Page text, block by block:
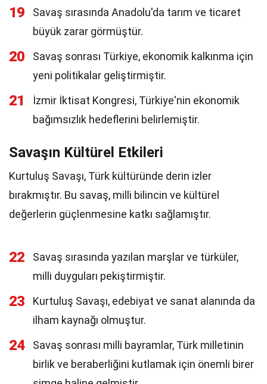
19
Savaş sırasında Anadolu'da tarım ve ticaret
büyük zarar görmüştür.
20
Savaş sonrası Türkiye, ekonomik kalkınma için
yeni politikalar geliştirmiştir.
21
İzmir İktisat Kongresi, Türkiye'nin ekonomik
bağımsızlık hedeflerini belirlemiştir.
Savaşın Kültürel Etkileri
Kurtuluş Savaşı, Türk kültüründe derin izler
bırakmıştır. Bu savaş, milli bilincin ve kültürel
değerlerin güçlenmesine katkı sağlamıştır.
22
Savaş sırasında yazılan marşlar ve türküler,
milli duyguları pekiştirmiştir.
23
Kurtuluş Savaşı, edebiyat ve sanat alanında da
ilham kaynağı olmuştur.
24
Savaş sonrası milli bayramlar, Türk milletinin
birlik ve beraberliğini kutlamak için önemli birer